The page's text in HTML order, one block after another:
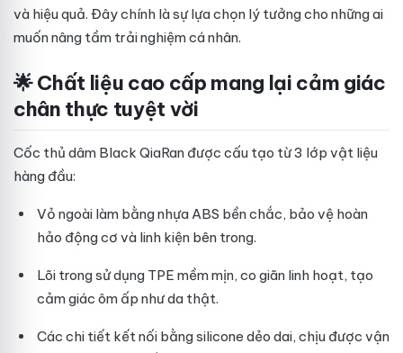
và hiệu quả. Đây chính là sự lựa chọn lý tưởng cho những ai
muốn nâng tầm trải nghiệm cá nhân.
🌟 Chất liệu cao cấp mang lại cảm giác
chân thực tuyệt vời
Cốc thủ dâm Black QiaRan được cấu tạo từ 3 lớp vật liệu
hàng đầu:
Vỏ ngoài làm bằng nhựa ABS bền chắc, bảo vệ hoàn
hảo động cơ và linh kiện bên trong.
Lõi trong sử dụng TPE mềm mịn, co giãn linh hoạt, tạo
cảm giác ôm ấp như da thật.
Các chi tiết kết nối bằng silicone dẻo dai, chịu được vận